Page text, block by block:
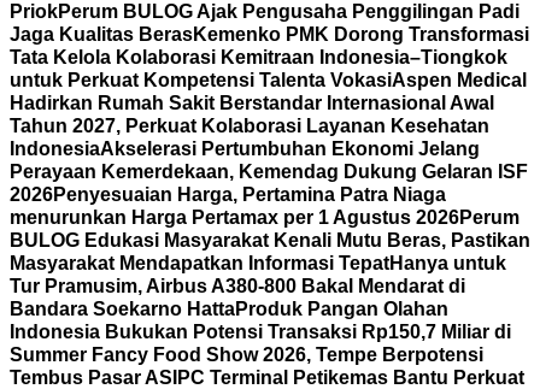
PriokPerum BULOG Ajak Pengusaha Penggilingan Padi
Jaga Kualitas BerasKemenko PMK Dorong Transformasi
Tata Kelola Kolaborasi Kemitraan Indonesia–Tiongkok
untuk Perkuat Kompetensi Talenta VokasiAspen Medical
Hadirkan Rumah Sakit Berstandar Internasional Awal
Tahun 2027, Perkuat Kolaborasi Layanan Kesehatan
IndonesiaAkselerasi Pertumbuhan Ekonomi Jelang
Perayaan Kemerdekaan, Kemendag Dukung Gelaran ISF
2026Penyesuaian Harga, Pertamina Patra Niaga
menurunkan Harga Pertamax per 1 Agustus 2026Perum
BULOG Edukasi Masyarakat Kenali Mutu Beras, Pastikan
Masyarakat Mendapatkan Informasi TepatHanya untuk
Tur Pramusim, Airbus A380-800 Bakal Mendarat di
Bandara Soekarno HattaProduk Pangan Olahan
Indonesia Bukukan Potensi Transaksi Rp150,7 Miliar di
Summer Fancy Food Show 2026, Tempe Berpotensi
Tembus Pasar AS IPC Terminal Petikemas Bantu Perkuat